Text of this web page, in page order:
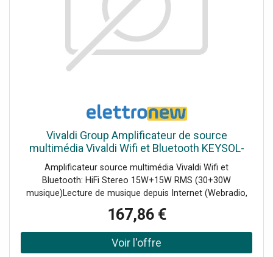
Vivaldi Group Amplificateur de source
multimédia Vivaldi Wifi et Bluetooth KEYSOL-
15S
Amplificateur source multimédia Vivaldi Wifi et
Bluetooth: HiFi Stereo 15W+15W RMS (30+30W
musique)Lecture de musique depuis Internet (Webradio,
Spotify ), depuis l'USB ou depuis vos appareils via
Bluetooth ou AirPlayTéléchargez l'application gratuite
VIVALDI sur Play Store et App Store
167,86 €